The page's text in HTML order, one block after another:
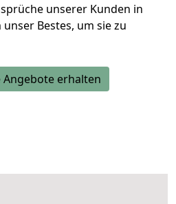
unserer Kunden in
Bestes, um sie zu
Angebote erhalten